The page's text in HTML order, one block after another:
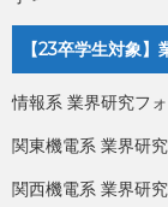
【23卒学生対象】
情報系 業界研究フ
関東機電系 業界研
関西機電系 業界研